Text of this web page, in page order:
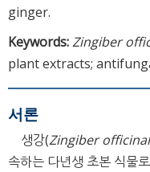
ginger.
Keywords:Zingiber
plant extracts;
서론
생강(Zingiber
속하는 다년생 초본 식물